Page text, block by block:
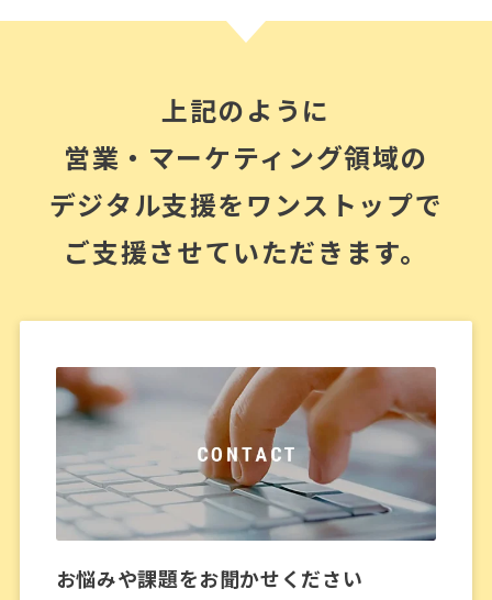
上記のように
営業・マーケティング領域の
デジタル支援をワンストップで
ご支援させていただきます。
お悩みや課題をお聞かせください